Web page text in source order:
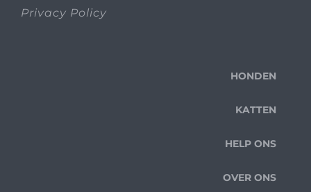
Privacy Policy
HONDEN
KATTEN
HELP ONS
OVER ONS